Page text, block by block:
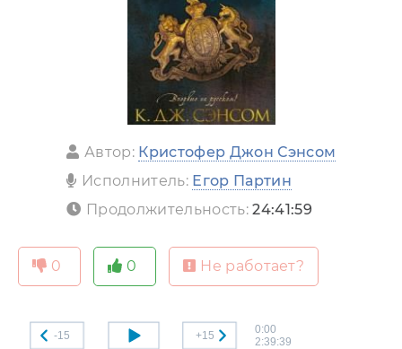
Автор: Кристофер Джон Сэнсом
Исполнитель: Егор Партин
Продолжительность:24:41:59
0 0 Не работает?
-15 +15
0:00
2:39:39